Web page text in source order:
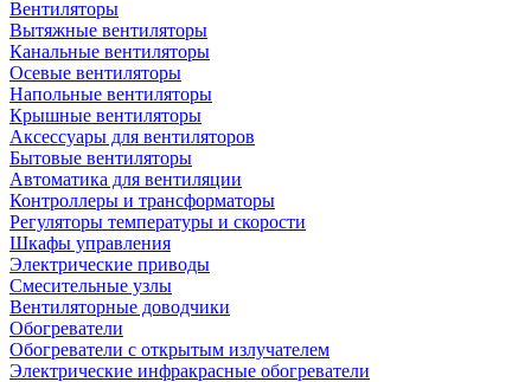
Вентиляторы
Вытяжные вентиляторы
Канальные вентиляторы
Осевые вентиляторы
Напольные вентиляторы
Крышные вентиляторы
Аксессуары для вентиляторов
Бытовые вентиляторы
Автоматика для вентиляции
Контроллеры и трансформаторы
Регуляторы температуры и скорости
Шкафы управления
Электрические приводы
Смесительные узлы
Вентиляторные доводчики
Обогреватели
Обогреватели с открытым излучателем
Электрические инфракрасные обогреватели